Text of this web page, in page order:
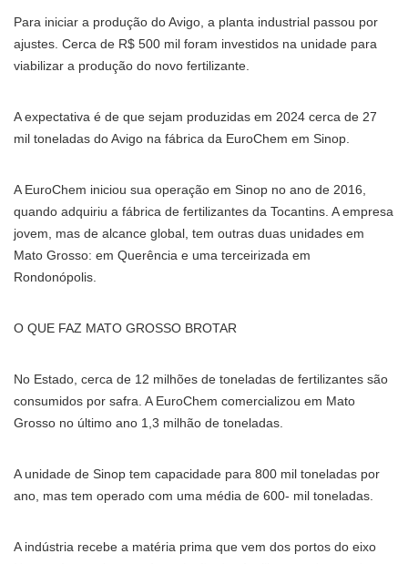
Para iniciar a produção do Avigo, a planta industrial passou por
ajustes. Cerca de R$ 500 mil foram investidos na unidade para
viabilizar a produção do novo fertilizante.
A expectativa é de que sejam produzidas em 2024 cerca de 27
mil toneladas do Avigo na fábrica da EuroChem em Sinop.
A EuroChem iniciou sua operação em Sinop no ano de 2016,
quando adquiriu a fábrica de fertilizantes da Tocantins. A empresa
jovem, mas de alcance global, tem outras duas unidades em
Mato Grosso: em Querência e uma terceirizada em
Rondonópolis.
O QUE FAZ MATO GROSSO BROTAR
No Estado, cerca de 12 milhões de toneladas de fertilizantes são
consumidos por safra. A EuroChem comercializou em Mato
Grosso no último ano 1,3 milhão de toneladas.
A unidade de Sinop tem capacidade para 800 mil toneladas por
ano, mas tem operado com uma média de 600- mil toneladas.
A indústria recebe a matéria prima que vem dos portos do eixo